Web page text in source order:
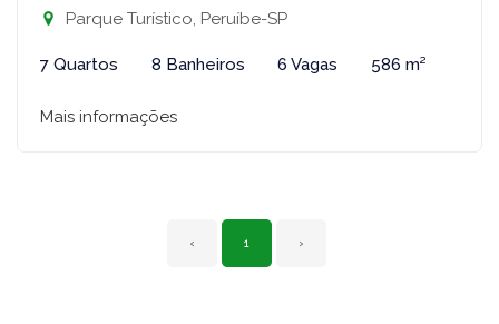
Parque Turístico, Peruíbe-SP
7 Quartos 8 Banheiros 6 Vagas 586 m²
Mais informações
‹ 1 ›